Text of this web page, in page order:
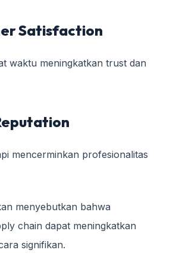
Satisfaction
waktu meningkatkan trust dan
mencerminkan profesionalitas
menyebutkan bahwa
chain dapat meningkatkan
signifikan.